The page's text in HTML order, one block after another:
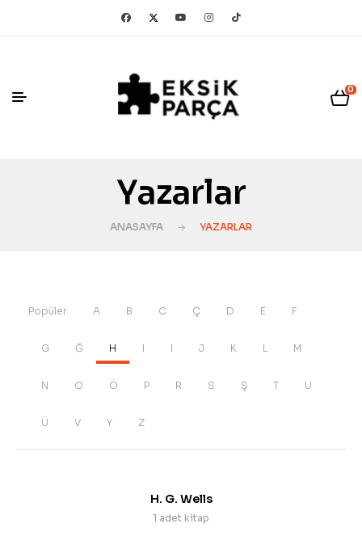
0
Yazarlar
ANASAYFA YAZARLAR
Popüler A B C Ç D E F
G Ğ H I I J K L M
N O Ö P R S Ş T U
Ü V Y Z
H. G. Wells
1 adet kitap